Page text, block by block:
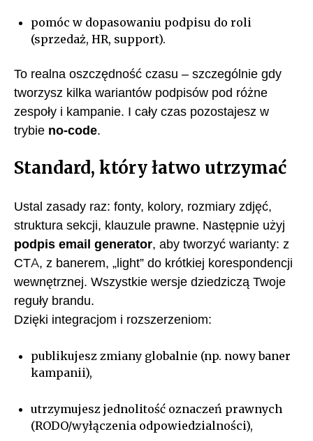
pomóc w dopasowaniu podpisu do roli
(sprzedaż, HR, support).
To realna oszczędność czasu – szczególnie gdy
tworzysz kilka wariantów podpisów pod różne
zespoły i kampanie. I cały czas pozostajesz w
trybie no-code.
Standard, który łatwo utrzymać
Ustal zasady raz: fonty, kolory, rozmiary zdjęć,
struktura sekcji, klauzule prawne. Następnie użyj
podpis email generator, aby tworzyć warianty: z
CTA, z banerem, „light” do krótkiej korespondencji
wewnętrznej. Wszystkie wersje dziedziczą Twoje
reguły brandu.
Dzięki integracjom i rozszerzeniom:
publikujesz zmiany globalnie (np. nowy baner
kampanii),
utrzymujesz jednolitość oznaczeń prawnych
(RODO/wyłączenia odpowiedzialności),